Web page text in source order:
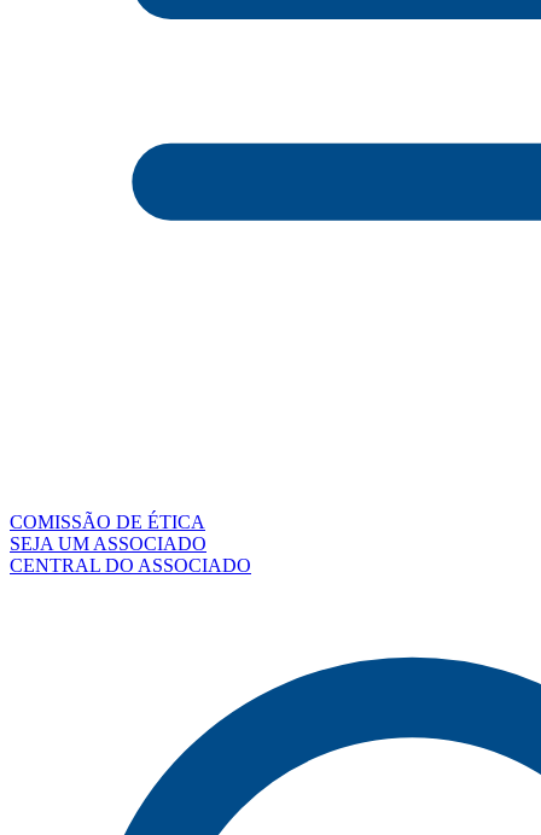
COMISSÃO DE ÉTICA
SEJA UM ASSOCIADO
CENTRAL DO ASSOCIADO